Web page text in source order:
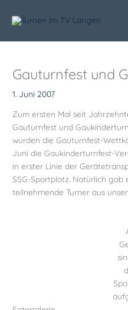
Inhalt
Gauturnfest und
1. Juni 2007
Zum ersten Mal seit
Gauturnfest und
wurden die Gauturnfest-
Juni die Gaukinderturnfest-
in erster Linie der
SSG-Sportplatz. Natürlich gab
teilnehmende Turner aus